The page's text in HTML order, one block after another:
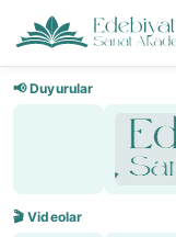
📢 Duyurular
Nadir
🎬 Videolar